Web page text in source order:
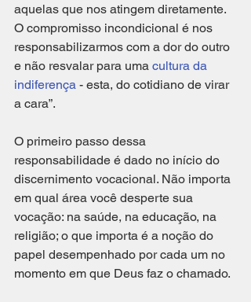
aquelas que nos atingem diretamente.
O compromisso incondicional é nos
responsabilizarmos com a dor do outro
e não resvalar para uma cultura da
indiferença - esta, do cotidiano de virar
a cara”.
O primeiro passo dessa
responsabilidade é dado no início do
discernimento vocacional. Não importa
em qual área você desperte sua
vocação: na saúde, na educação, na
religião; o que importa é a noção do
papel desempenhado por cada um no
momento em que Deus faz o chamado.